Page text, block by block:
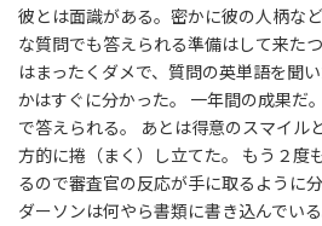
彼とは面識がある。密かに彼の人柄な
な質問でも答えられる準備はして来た
はまったくダメで、質問の英単語を聞
かはすぐに分かった。 一年間の成果だ
で答えられる。 あとは得意のスマイル
方的に捲（まく）し立てた。 もう２度
るので審査官の反応が手に取るように
ダーソンは何やら書類に書き込んでい